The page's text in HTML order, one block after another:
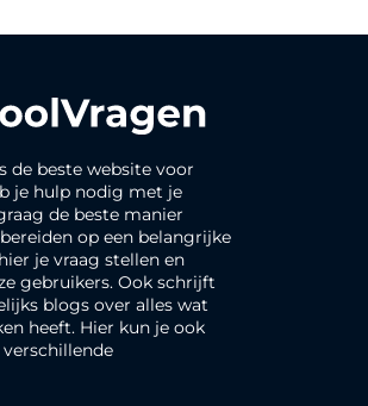
de beste website voor
je hulp nodig met je
de beste manier
op een belangrijke
je vraag stellen en
gebruikers. Ook schrijft
blogs over alles wat
heeft. Hier kun je ook